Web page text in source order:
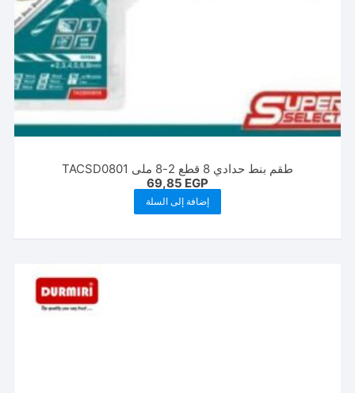
طقم بنط حدادي 8 قطع 2-8 ملى TACSD0801
69,85 EGP
إضافة إلى السلة